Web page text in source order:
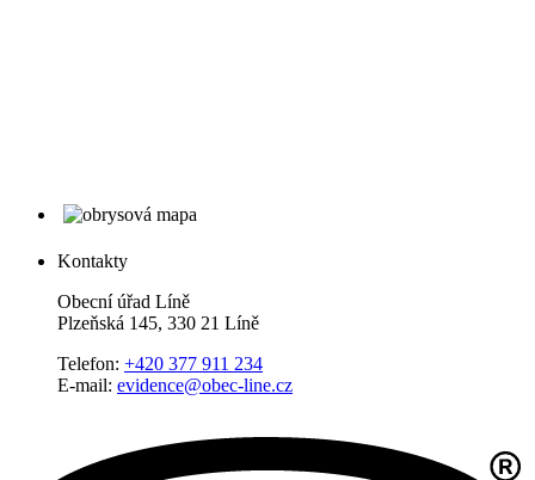
Kontakty
Obecní úřad Líně
Plzeňská 145, 330 21 Líně
Telefon: +420 377 911 234
E-mail: evidence@obec-line.cz